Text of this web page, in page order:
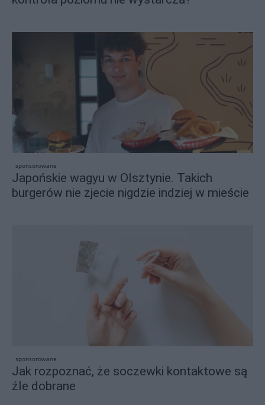
sponsorowane
Japońskie wagyu w Olsztynie. Takich
burgerów nie zjecie nigdzie indziej w mieście
sponsorowane
Jak rozpoznać, że soczewki kontaktowe są
źle dobrane